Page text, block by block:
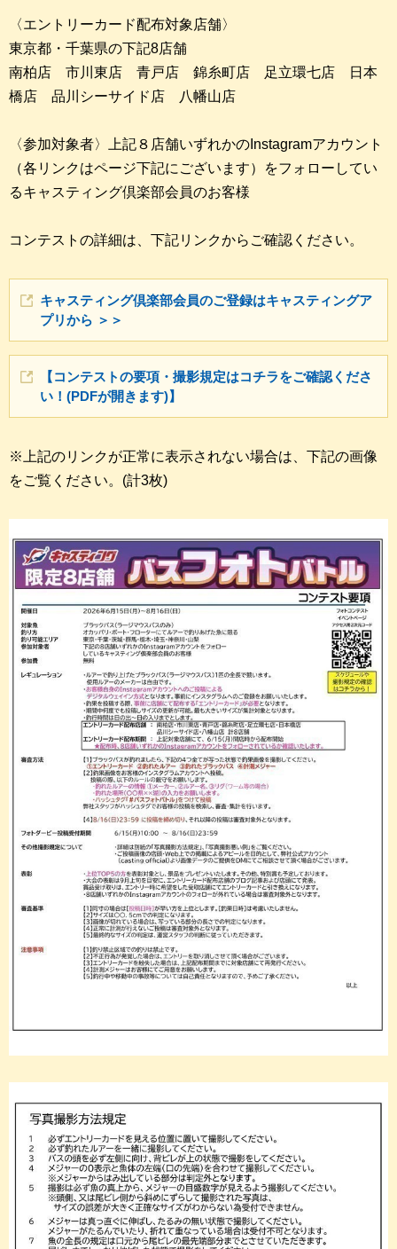
〈エントリーカード配布対象店舗〉
東京都・千葉県の下記8店舗
南柏店 市川東店 青戸店 錦糸町店 足立環七店 日本
橋店 品川シーサイド店 八幡山店
〈参加対象者〉上記８店舗いずれかのInstagramアカウント
（各リンクはページ下記にございます）をフォローしてい
るキャスティング倶楽部会員のお客様
コンテストの詳細は、下記リンクからご確認ください。
キャスティング倶楽部会員のご登録はキャスティングア
プリから ＞＞
【コンテストの要項・撮影規定はコチラをご確認くださ
い！(PDFが開きます)】
※上記のリンクが正常に表示されない場合は、下記の画像
をご覧ください。(計3枚)